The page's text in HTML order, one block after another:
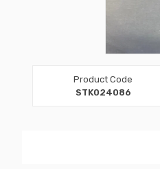
Product Code
STK024086